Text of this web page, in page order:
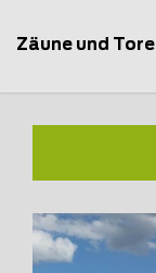
Zäune und Tore